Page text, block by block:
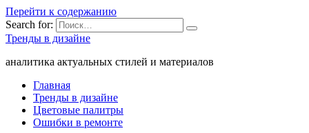
Перейти к содержанию
Search for:
Тренды в дизайне
аналитика актуальных стилей и материалов
Главная
Тренды в дизайне
Цветовые палитры
Ошибки в ремонте